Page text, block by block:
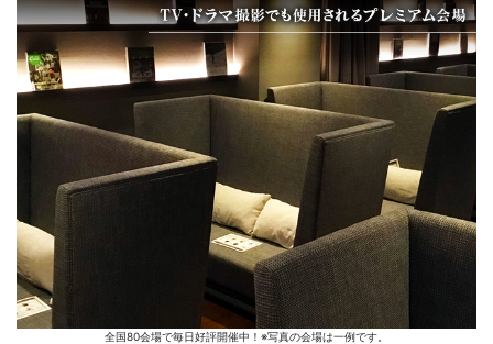
全国80会場で毎日好評開催中！※写真の会場は一例です。